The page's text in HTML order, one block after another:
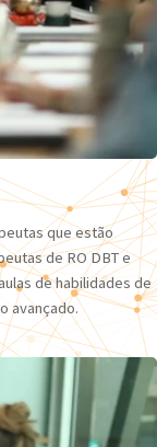
que estão
de RO DBT e
de habilidades de
avançado.